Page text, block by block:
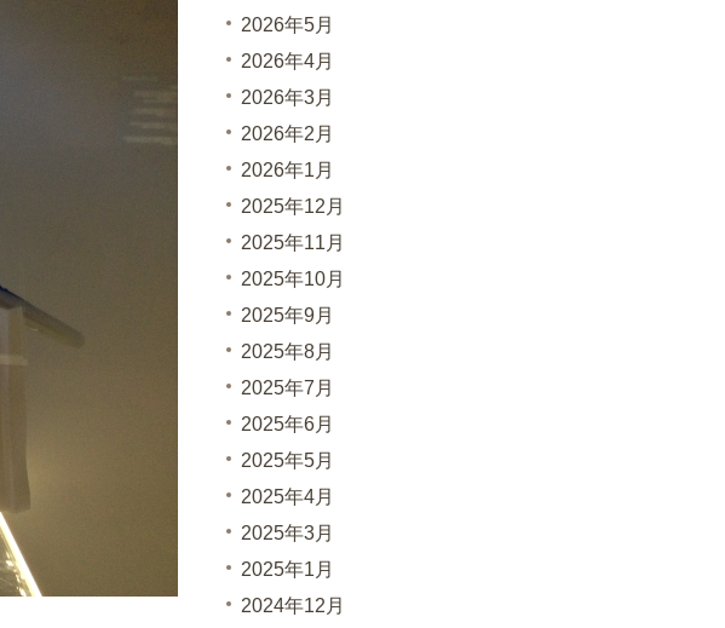
2026年5月
2026年4月
2026年3月
2026年2月
2026年1月
2025年12月
2025年11月
2025年10月
2025年9月
2025年8月
2025年7月
2025年6月
2025年5月
2025年4月
2025年3月
2025年1月
2024年12月